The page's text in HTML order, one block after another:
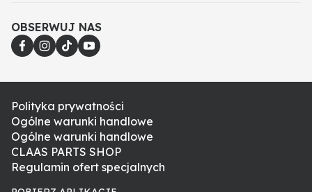
OBSERWUJ NAS
Polityka prywatności
Ogólne warunki handlowe
Ogólne warunki handlowe
CLAAS PARTS SHOP
Regulamin ofert specjalnych